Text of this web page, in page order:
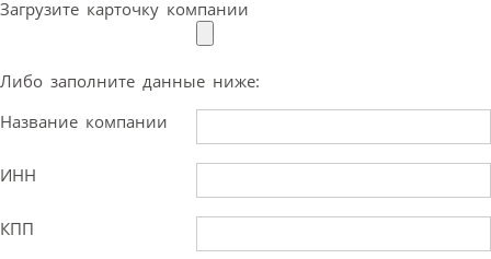
Загрузите карточку компании
Либо заполните данные ниже:
Название компании
ИНН
КПП